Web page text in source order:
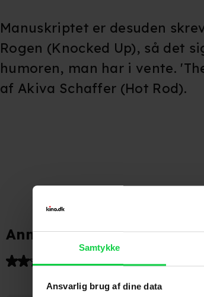
Samtykke
Ansvarlig brug af dine data
Anmeldelser fra medierne
Manuskriptet er desuden
Rogen (Knocked Up), så det
humoren, man har i vente.
af Akiva Schaffer (Hot Rod).